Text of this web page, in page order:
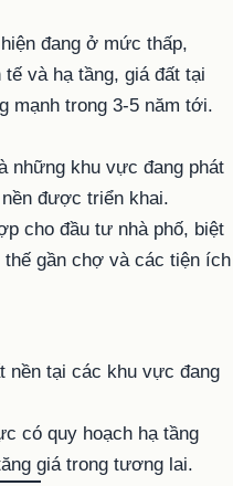
đang ở mức thấp,
và hạ tầng, giá đất tại
mạnh trong 3-5 năm tới.
những khu vực đang phát
được triển khai.
cho đầu tư nhà phố, biệt
gần chợ và các tiện ích
tại các khu vực đang
có quy hoạch hạ tầng
giá trong tương lai.